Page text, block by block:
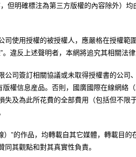
但明確標注為第三方版權的內容除外）
司使用授權的被授權人，應嚴格在授權範
違反上述聲明者，本網將追究其相關法律
公司簽訂相關協議或未取得授權書的公司
版權信息産品。否則，國廣國際在線網絡
及為此所花費的全部費用（包括但不限
”的作品，均轉載自其它媒體，轉載目的
其觀點和對其真實性負責。